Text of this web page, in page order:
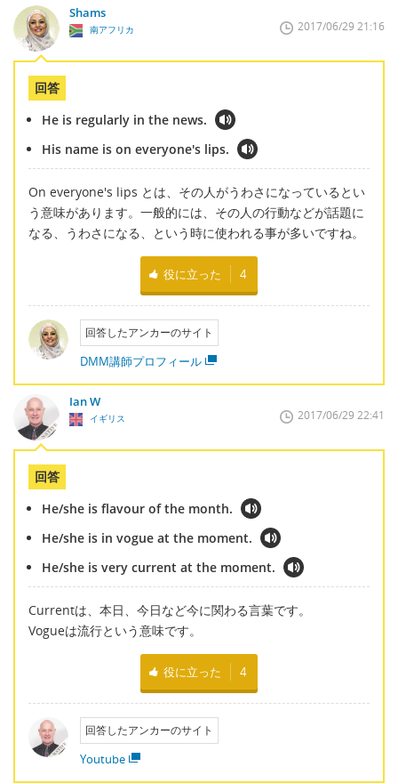
Shams
南アフリカ 2017/06/29 21:16
回答
He is regularly in the news.
His name is on everyone's lips.
On everyone's lips とは、その人がうわさになっているとい
う意味があります。一般的には、その人の行動などが話題に
なる、うわさになる、という時に使われる事が多いですね。
役に立った 4
回答したアンカーのサイト
DMM講師プロフィール
Ian W
イギリス 2017/06/29 22:41
回答
He/she is flavour of the month.
He/she is in vogue at the moment.
He/she is very current at the moment.
Currentは、本日、今日など今に関わる言葉です。
Vogueは流行という意味です。
役に立った 4
回答したアンカーのサイト
Youtube